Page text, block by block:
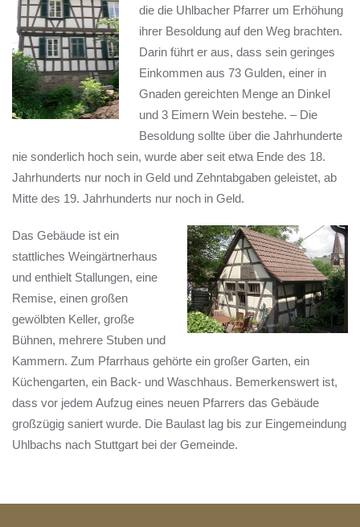
die die Uhlbacher Pfarrer um Erhöhung
ihrer Besoldung auf den Weg brachten.
Darin führt er aus, dass sein geringes
Einkommen aus 73 Gulden, einer in
Gnaden gereichten Menge an Dinkel
und 3 Eimern Wein bestehe. – Die
Besoldung sollte über die Jahrhunderte
nie sonderlich hoch sein, wurde aber seit etwa Ende des 18.
Jahrhunderts nur noch in Geld und Zehntabgaben geleistet, ab
Mitte des 19. Jahrhunderts nur noch in Geld.
Das Gebäude ist ein
stattliches Weingärtnerhaus
und enthielt Stallungen, eine
Remise, einen großen
gewölbten Keller, große
Bühnen, mehrere Stuben und
Kammern. Zum Pfarrhaus gehörte ein großer Garten, ein
Küchengarten, ein Back- und Waschhaus. Bemerkenswert ist,
dass vor jedem Aufzug eines neuen Pfarrers das Gebäude
großzügig saniert wurde. Die Baulast lag bis zur Eingemeindung
Uhlbachs nach Stuttgart bei der Gemeinde.